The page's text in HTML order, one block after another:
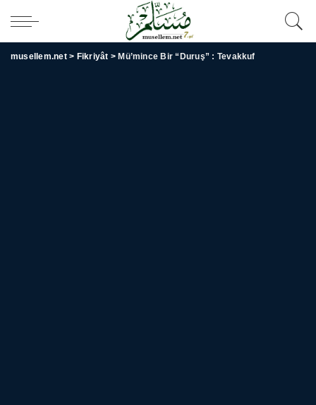
musellem.net> Fikriyât > Mü’mince Bir “Duruş” : Tevakkuf